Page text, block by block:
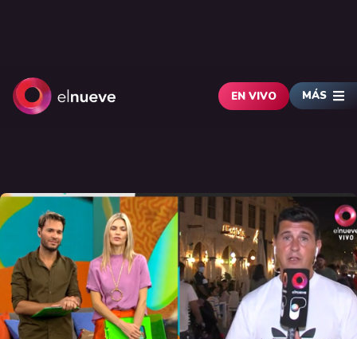
EN VIVO MÁS